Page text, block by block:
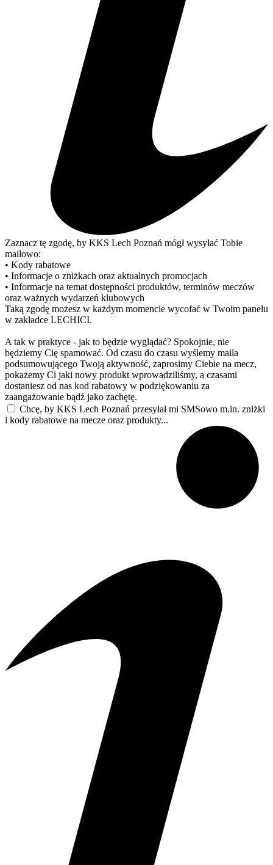
Zaznacz tę zgodę, by KKS Lech Poznań mógł wysyłać Tobie
mailowo:
• Kody rabatowe
• Informacje o zniżkach oraz aktualnych promocjach
• Informacje na temat dostępności produktów, terminów meczów
oraz ważnych wydarzeń klubowych
Taką zgodę możesz w każdym momencie wycofać w Twoim panelu
w zakładce LECHICI.
A tak w praktyce - jak to będzie wyglądać? Spokojnie, nie
będziemy Cię spamować. Od czasu do czasu wyślemy maila
podsumowującego Twoją aktywność, zaprosimy Ciebie na mecz,
pokażemy Ci jaki nowy produkt wprowadziliśmy, a czasami
dostaniesz od nas kod rabatowy w podziękowaniu za
zaangażowanie bądź jako zachętę.
Chcę, by KKS Lech Poznań przesyłał mi SMSowo m.in. zniżki
i kody rabatowe na mecze oraz produkty...